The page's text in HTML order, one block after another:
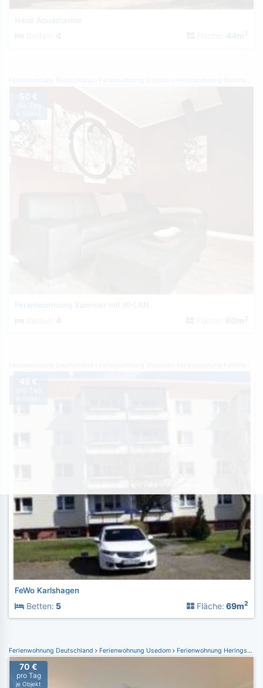
FeWo Karlshagen
Betten: 5 Fläche: 69m2
Ferienwohnung Deutschland Ferienwohnung Usedom Ferienwohnung Heringsdorf
70 €
pro Tag
je Objekt